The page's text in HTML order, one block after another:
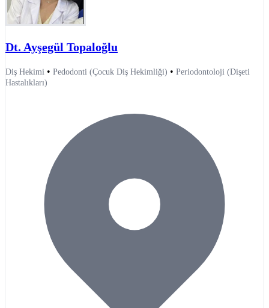
Dt. Ayşegül Topaloğlu
Diş Hekimi • Pedodonti (Çocuk Diş Hekimliği) • Periodontoloji (Dişeti
Hastalıkları)